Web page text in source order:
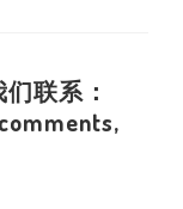
联系：